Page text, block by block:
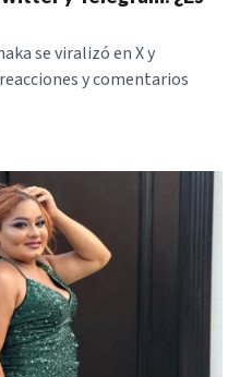
se viralizó en X y
y comentarios